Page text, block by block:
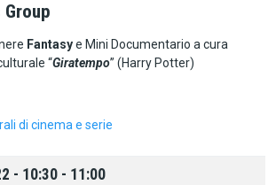
Group
Fantasye Mini Documentario a cura
“Giratempo” (Harry Potter)
di cinema e serie
- 10:30 - 11:00